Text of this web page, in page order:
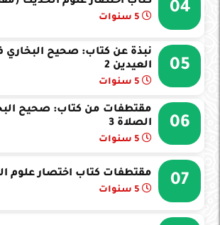
04
05
نبذة عن كتاب: صحيح
العيدين 2
06
مقتطفات من كتاب: صحيح
الصلاة 3
07 مقتطفات كتاب اختصار علوم